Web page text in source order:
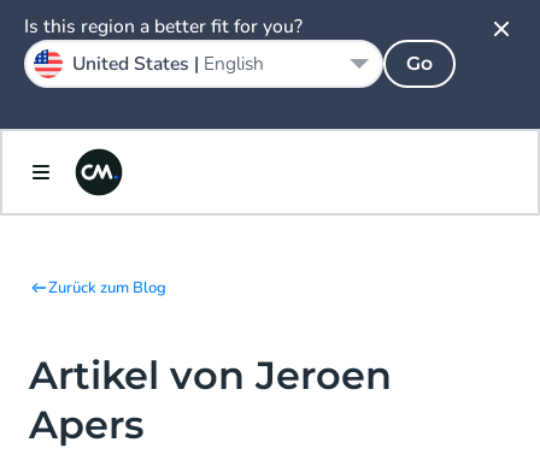
Zurück zum Blog
Artikel von Jeroen
Apers
Is this region a better fit for you?
United States | English Go